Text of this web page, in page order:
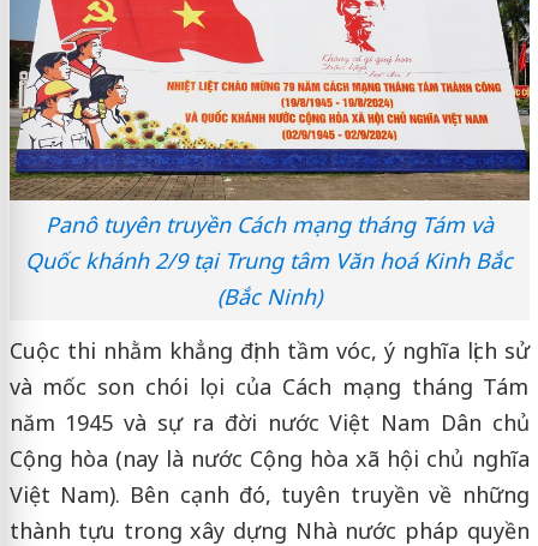
Panô tuyên truyền Cách mạng tháng Tám và
Quốc khánh 2/9 tại Trung tâm Văn hoá Kinh Bắc
(Bắc Ninh)
Cuộc thi nhằm khẳng định tầm vóc, ý nghĩa lịch sử
và mốc son chói lọi của Cách mạng tháng Tám
năm 1945 và sự ra đời nước Việt Nam Dân chủ
Cộng hòa (nay là nước Cộng hòa xã hội chủ nghĩa
Việt Nam). Bên cạnh đó, tuyên truyền về những
thành tựu trong xây dựng Nhà nước pháp quyền